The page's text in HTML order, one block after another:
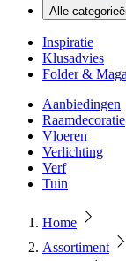
Alle
Inspiratie
Klusadvies
Folder &
Aanbiedingen
Raamdecoratie
Vloeren
Verlichting
Verf
Tuin
Home
Assortiment